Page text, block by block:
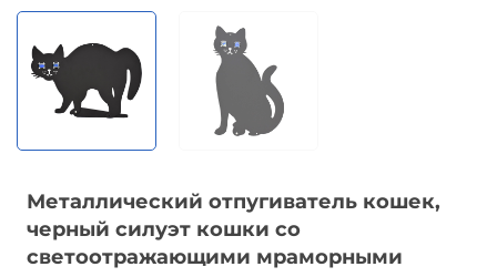
Металлический отпугиватель кошек,
черный силуэт кошки со
светоотражающими мраморными